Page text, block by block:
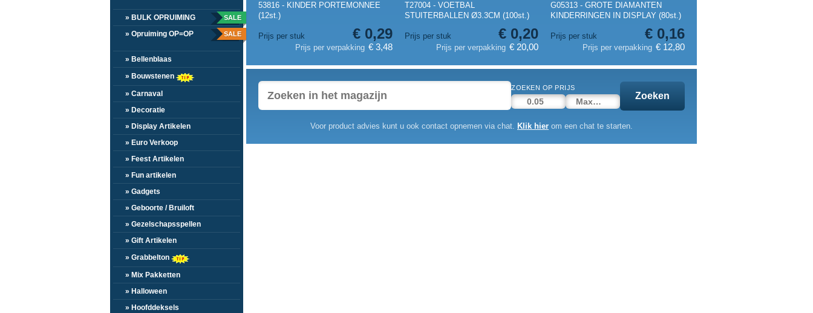
» BULK OPRUIMING SALE
» Opruiming OP=OP SALE
» Bellenblaas
» Bouwstenen
» Carnaval
» Decoratie
» Display Artikelen
» Euro Verkoop
» Feest Artikelen
» Fun artikelen
» Gadgets
» Geboorte / Bruiloft
» Gezelschapsspellen
» Gift Artikelen
» Grabbelton
» Mix Pakketten
» Halloween
» Hoofddeksels
53816 - KINDER PORTEMONNEE
(12st.)
Prijs per stuk € 0,29
Prijs per verpakking € 3,48
T27004 - VOETBAL
STUITERBALLEN Ø3.3CM (100st.)
Prijs per stuk € 0,20
Prijs per verpakking € 20,00
G05313 - GROTE DIAMANTEN
KINDERRINGEN IN DISPLAY (80st.)
Prijs per stuk € 0,16
Prijs per verpakking € 12,80
ZOEKEN OP PRIJS
Zoeken
Voor product advies kunt u ook contact opnemen via chat. Klik hier om een chat te starten.